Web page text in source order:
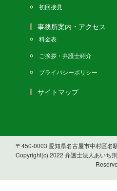
初回接見
事務所案内・アクセス
料金表
ご挨拶・弁護士紹介
プライバシーポリシー
サイトマップ
〒450-0003 愛知県名古屋市中村区名
Copyright(c) 2022 弁護士法人あいち